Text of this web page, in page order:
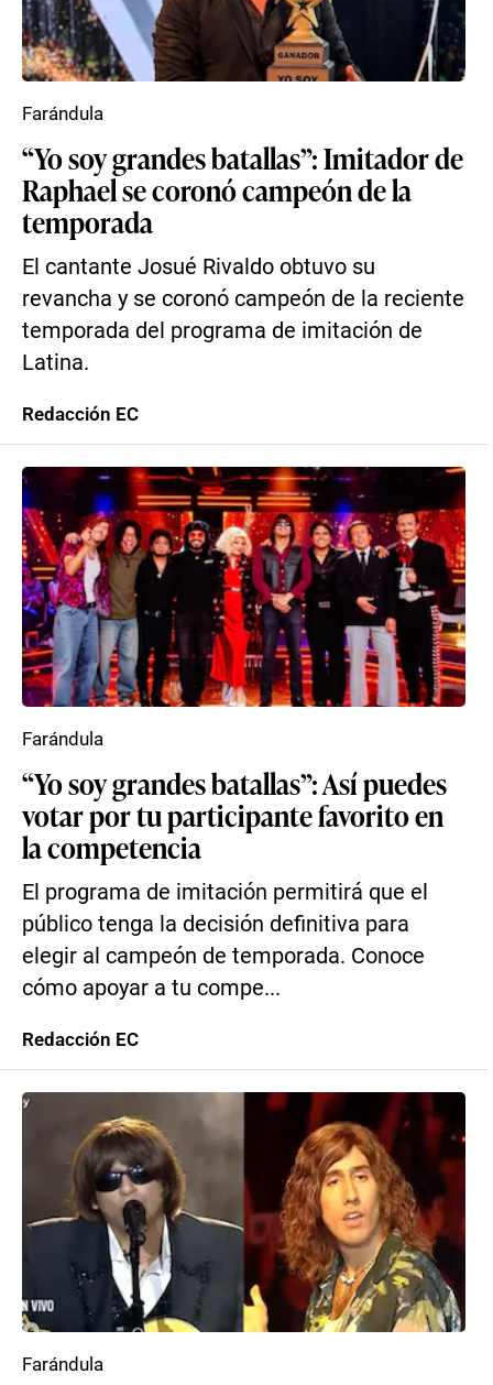
“Yo soy grandes batallas”: Imitador de
Raphael se coronó campeón de la
temporada
El cantante Josué Rivaldo obtuvo su
revancha y se coronó campeón de la reciente
temporada del programa de imitación de
Latina.
Farándula
Redacción EC
“Yo soy grandes batallas”: Así puedes
votar por tu participante favorito en
la competencia
El programa de imitación permitirá que el
público tenga la decisión definitiva para
elegir al campeón de temporada. Conoce
cómo apoyar a tu compe...
Farándula
Redacción EC
Farándula